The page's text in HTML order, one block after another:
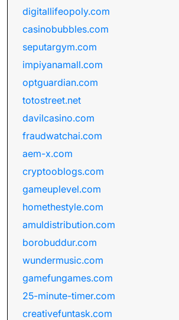
digitallifeopoly.com
casinobubbles.com
seputargym.com
impiyanamall.com
optguardian.com
totostreet.net
davilcasino.com
fraudwatchai.com
aem-x.com
cryptooblogs.com
gameuplevel.com
homethestyle.com
amuldistribution.com
borobuddur.com
wundermusic.com
gamefungames.com
25-minute-timer.com
creativefuntask.com